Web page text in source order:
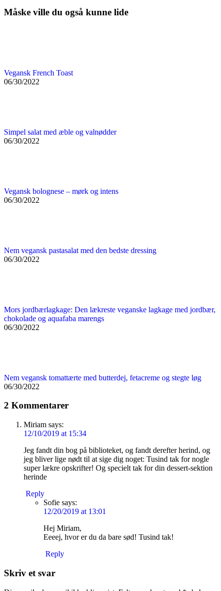
Måske ville du også kunne lide
Vegansk French Toast
06/30/2022
Simpel salat med æble og valnødder
06/30/2022
Vegansk bolognese – mørk og intens
06/30/2022
Nem vegansk pastasalat med den bedste dressing
06/30/2022
Mors jordbærlagkage: Den lækreste veganske lagkage med jordbær,
chokolade og aquafaba marengs
06/30/2022
Nem vegansk tomattærte med butterdej, fetacreme og stegte løg
06/30/2022
2 Kommentarer
Miriam says:
12/10/2019 at 15:34
Jeg fandt din bog på biblioteket, og fandt derefter herind, og
jeg bliver lige nødt til at sige dig noget: Tusind tak for nogle
super lækre opskrifter! Og specielt tak for din dessert-sektion
herinde
Reply
Sofie says:
12/20/2019 at 13:01
Hej Miriam,
Eeeej, hvor er du da bare sød! Tusind tak!
Reply
Skriv et svar